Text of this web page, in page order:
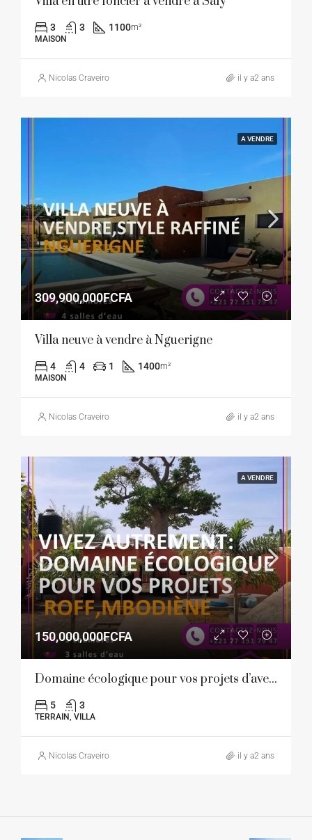
3 3 1100m²
MAISON
Nicolas Craveiro il y a2 ans
A VENDRE
309,900,000FCFA
Villa neuve à vendre à Nguerigne
4 4 1 1400m²
MAISON
Nicolas Craveiro il y a2 ans
A VENDRE
150,000,000FCFA
Domaine écologique pour vos projets d’avenir
5 3
TERRAIN, VILLA
Nicolas Craveiro il y a2 ans